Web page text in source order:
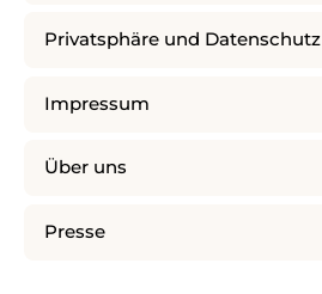
Privatsphäre und Datenschutz
Impressum
Über uns
Presse